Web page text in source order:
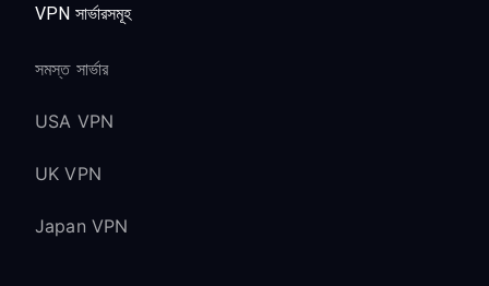
VPN সার্ভারসমূহ
সমস্ত সার্ভার
USA VPN
UK VPN
Japan VPN